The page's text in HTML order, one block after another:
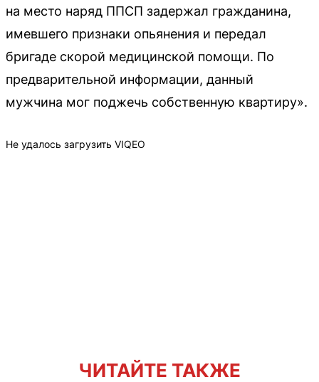
на место наряд ППСП задержал гражданина,
имевшего признаки опьянения и передал
бригаде скорой медицинской помощи. По
предварительной информации, данный
мужчина мог поджечь собственную квартиру».
Не удалось загрузить VIQEO
ЧИТАЙТЕ ТАКЖЕ